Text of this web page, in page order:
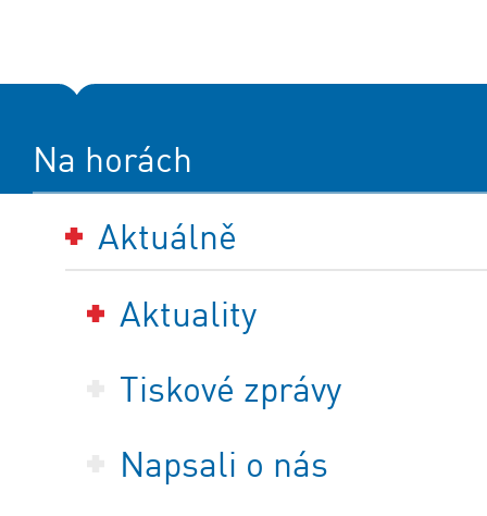
Na horách
Aktuálně
Aktuality
Tiskové zprávy
Napsali o nás